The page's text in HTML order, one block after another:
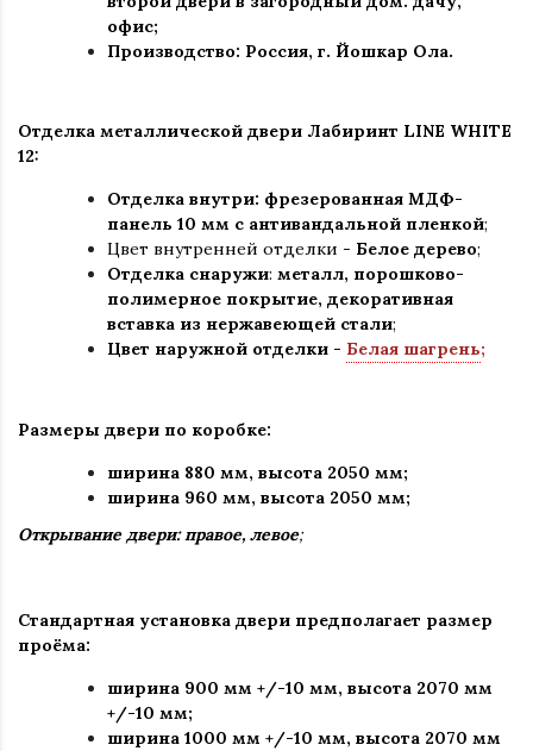
офис;
Производство: Россия, г. Йошкар Ола.
Отделка металлической двери Лабиринт LINE WHITE
12:
Отделка внутри: фрезерованная МДФ-
панель 10 мм с антивандальной пленкой;
Цвет внутренней отделки - Белое дерево;
Отделка снаружи: металл, порошково-
полимерное покрытие, декоративная
вставка из нержавеющей стали;
Цвет наружной отделки - Белая шагрень;
Размеры двери по коробке:
ширина 880 мм, высота 2050 мм;
ширина 960 мм, высота 2050 мм;
Открывание двери: правое, левое;
Стандартная установка двери предполагает размер
проёма:
ширина 900 мм +/-10 мм, высота 2070 мм
+/-10 мм;
ширина 1000 мм +/-10 мм, высота 2070 мм